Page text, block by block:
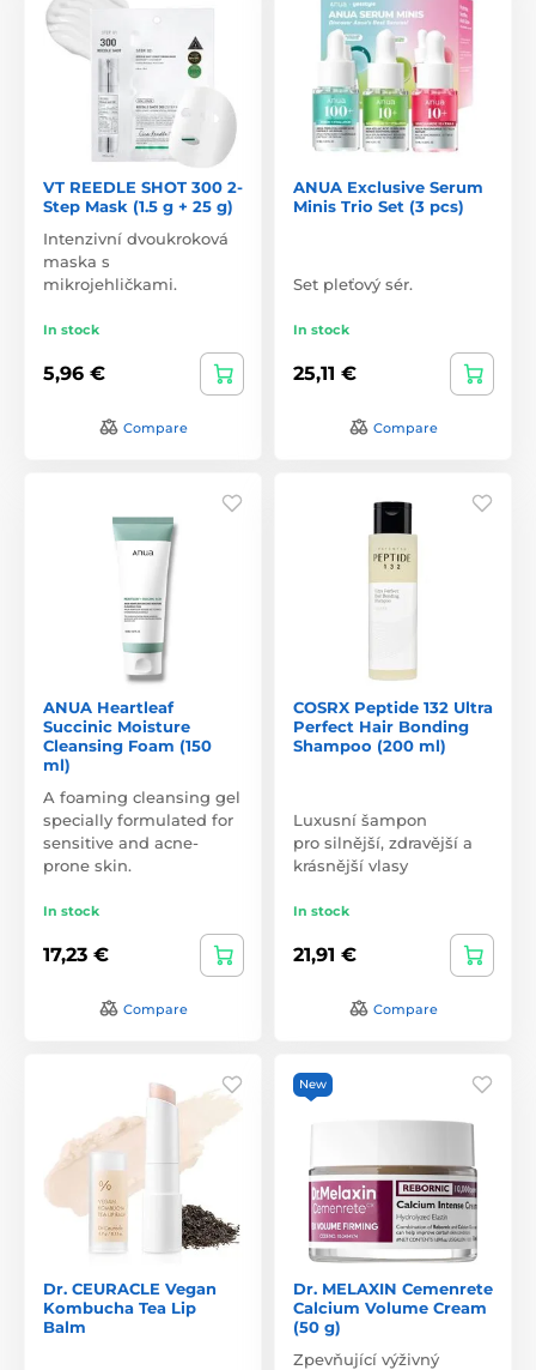
VT REEDLE SHOT 300 2-
Step Mask (1.5 g + 25 g)
Intenzivní dvoukroková
maska s
mikrojehličkami.
In stock
5,96 €
Compare
ANUA Exclusive Serum
Minis Trio Set (3 pcs)
Set pleťový sér.
In stock
25,11 €
Compare
ANUA Heartleaf
Succinic Moisture
Cleansing Foam (150
ml)
A foaming cleansing gel
specially formulated for
sensitive and acne-
prone skin.
In stock
17,23 €
Compare
COSRX Peptide 132 Ultra
Perfect Hair Bonding
Shampoo (200 ml)
Luxusní šampon
pro silnější, zdravější a
krásnější vlasy
In stock
21,91 €
Compare
Dr. CEURACLE Vegan
Kombucha Tea Lip
Balm
New
Dr. MELAXIN Cemenrete
Calcium Volume Cream
(50 g)
Zpevňující výživný